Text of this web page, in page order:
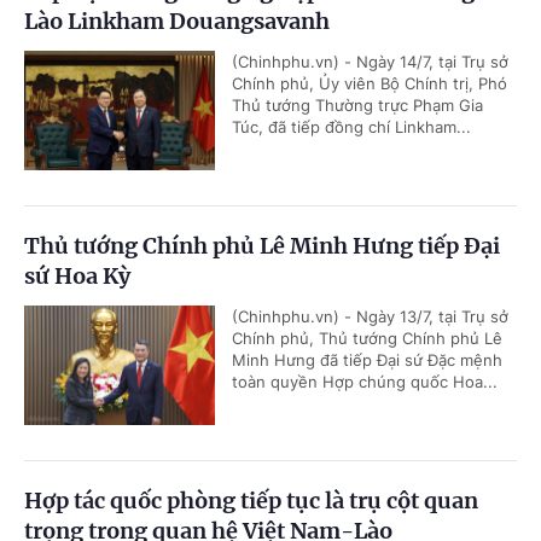
Lào Linkham Douangsavanh
(Chinhphu.vn) - Ngày 14/7, tại Trụ sở
Chính phủ, Ủy viên Bộ Chính trị, Phó
Thủ tướng Thường trực Phạm Gia
Túc, đã tiếp đồng chí Linkham...
Thủ tướng Chính phủ Lê Minh Hưng tiếp Đại
sứ Hoa Kỳ
(Chinhphu.vn) - Ngày 13/7, tại Trụ sở
Chính phủ, Thủ tướng Chính phủ Lê
Minh Hưng đã tiếp Đại sứ Đặc mệnh
toàn quyền Hợp chúng quốc Hoa...
Hợp tác quốc phòng tiếp tục là trụ cột quan
trọng trong quan hệ Việt Nam-Lào